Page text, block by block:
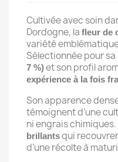
Cultivée avec soin
Dordogne, la fleur de
variété
Sélectionnée pour
7 %)et son profil
expérience à la fois
Son apparence
témoignent d’une
ni engrais chimiques.
brillantsqui
d’une récolte à